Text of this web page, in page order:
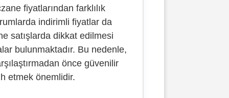
fiyatlarından farklılık
indirimli fiyatlar da
satışlarda dikkat edilmesi
bulunmaktadır. Bu nedenle,
önce güvenilir
etmek önemlidir.